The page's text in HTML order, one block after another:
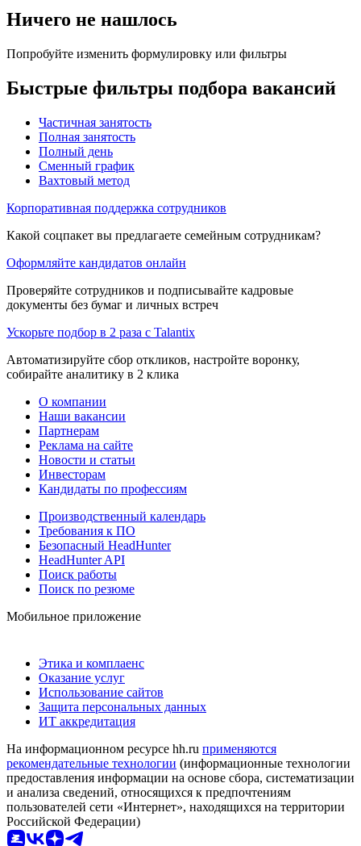
Ничего не нашлось
Попробуйте изменить формулировку или фильтры
Быстрые фильтры подбора вакансий
Частичная занятость
Полная занятость
Полный день
Сменный график
Вахтовый метод
Корпоративная поддержка сотрудников
Какой соцпакет вы предлагаете семейным сотрудникам?
Оформляйте кандидатов онлайн
Проверяйте сотрудников и подписывайте кадровые
документы без бумаг и личных встреч
Ускорьте подбор в 2 раза с Talantix
Автоматизируйте сбор откликов, настройте воронку,
собирайте аналитику в 2 клика
О компании
Наши вакансии
Партнерам
Реклама на сайте
Новости и статьи
Инвесторам
Кандидаты по профессиям
Производственный календарь
Требования к ПО
Безопасный HeadHunter
HeadHunter API
Поиск работы
Поиск по резюме
Мобильное приложение
Этика и комплаенс
Оказание услуг
Использование сайтов
Защита персональных данных
ИТ аккредитация
На информационном ресурсе hh.ru применяются
рекомендательные технологии (информационные технологии
предоставления информации на основе сбора, систематизации
и анализа сведений, относящихся к предпочтениям
пользователей сети «Интернет», находящихся на территории
Российской Федерации)